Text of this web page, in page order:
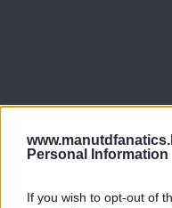
Personal Information
If you wish to opt-out of